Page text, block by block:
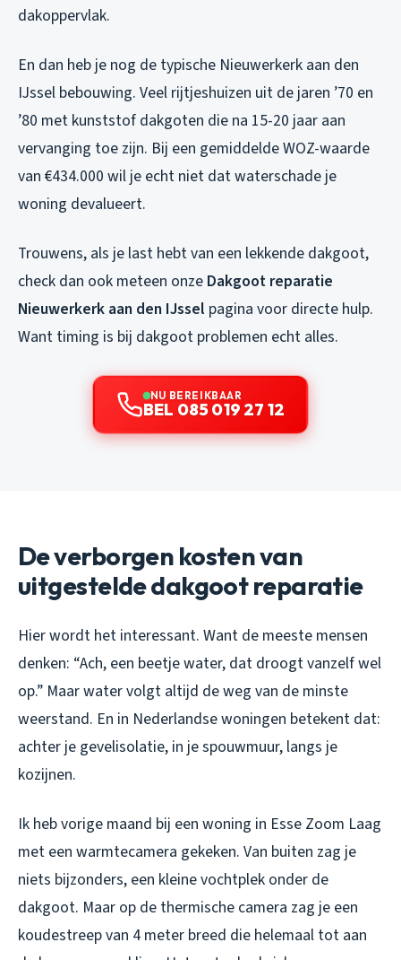
dakoppervlak.
En dan heb je nog de typische Nieuwerkerk aan den
IJssel bebouwing. Veel rijtjeshuizen uit de jaren ’70 en
’80 met kunststof dakgoten die na 15-20 jaar aan
vervanging toe zijn. Bij een gemiddelde WOZ-waarde
van €434.000 wil je echt niet dat waterschade je
woning devalueert.
Trouwens, als je last hebt van een lekkende dakgoot,
check dan ook meteen onze Dakgoot reparatie
Nieuwerkerk aan den IJssel pagina voor directe hulp.
Want timing is bij dakgoot problemen echt alles.
NU BEREIKBAAR
BEL 085 019 27 12
De verborgen kosten van
uitgestelde dakgoot reparatie
Hier wordt het interessant. Want de meeste mensen
denken: “Ach, een beetje water, dat droogt vanzelf wel
op.” Maar water volgt altijd de weg van de minste
weerstand. En in Nederlandse woningen betekent dat:
achter je gevelisolatie, in je spouwmuur, langs je
kozijnen.
Ik heb vorige maand bij een woning in Esse Zoom Laag
met een warmtecamera gekeken. Van buiten zag je
niets bijzonders, een kleine vochtplek onder de
dakgoot. Maar op de thermische camera zag je een
koudestreep van 4 meter breed die helemaal tot aan